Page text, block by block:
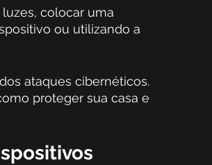
colocar uma
ou utilizando a
ataques cibernéticos.
proteger sua casa e